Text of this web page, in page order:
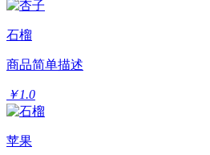
石榴
商品简单描述
￥1.0
苹果